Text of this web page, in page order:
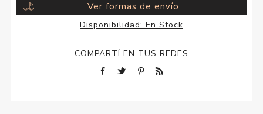
Ver formas de envío
Disponibilidad: En Stock
COMPARTÍ EN TUS REDES